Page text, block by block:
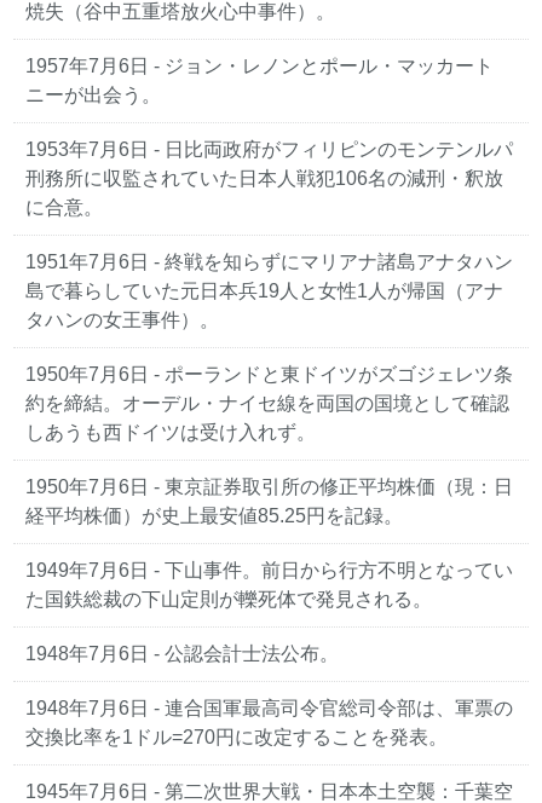
焼失（谷中五重塔放火心中事件）。
1957年7月6日 - ジョン・レノンとポール・マッカート
ニーが出会う。
1953年7月6日 - 日比両政府がフィリピンのモンテンルパ
刑務所に収監されていた日本人戦犯106名の減刑・釈放
に合意。
1951年7月6日 - 終戦を知らずにマリアナ諸島アナタハン
島で暮らしていた元日本兵19人と女性1人が帰国（アナ
タハンの女王事件）。
1950年7月6日 - ポーランドと東ドイツがズゴジェレツ条
約を締結。オーデル・ナイセ線を両国の国境として確認
しあうも西ドイツは受け入れず。
1950年7月6日 - 東京証券取引所の修正平均株価（現：日
経平均株価）が史上最安値85.25円を記録。
1949年7月6日 - 下山事件。前日から行方不明となってい
た国鉄総裁の下山定則が轢死体で発見される。
1948年7月6日 - 公認会計士法公布。
1948年7月6日 - 連合国軍最高司令官総司令部は、軍票の
交換比率を1ドル=270円に改定することを発表。
1945年7月6日 - 第二次世界大戦・日本本土空襲：千葉空